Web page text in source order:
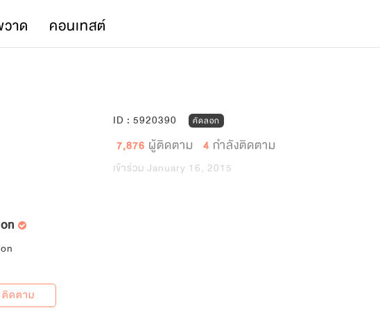
าด คอนเทสต์
ID : 5920390 คัดลอก
7,876 ผู้ติดตาม 4 กำลังติดตาม
เข้าร่วม January 16, 2015
ดตาม